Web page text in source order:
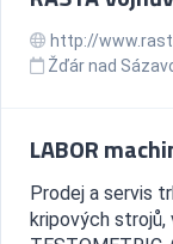
http://
Žďár nad
LABOR
Prodej a servis
kripových strojů,